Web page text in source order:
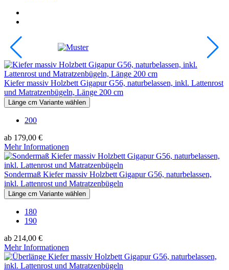
Kiefer massiv Holzbett Gigapur G56, naturbelassen, inkl. Lattenrost
und Matratzenbügeln, Länge 200 cm
Länge cm Variante wählen
200
ab 179,00 €
Mehr Informationen
Sondermaß Kiefer massiv Holzbett Gigapur G56, naturbelassen,
inkl. Lattenrost und Matratzenbügeln
Länge cm Variante wählen
180
190
ab 214,00 €
Mehr Informationen